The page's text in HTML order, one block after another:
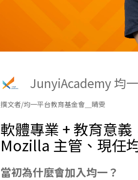
JunyiAcademy 均
撰文者/均一平台教育基金會＿晴雯
軟體專業 + 教育意
Mozilla 主管、現任
當初為什麼會加入均一？